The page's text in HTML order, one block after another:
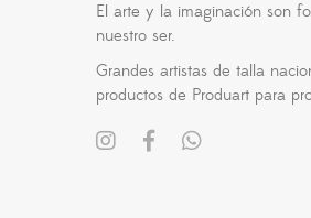
El arte y la imaginación son
nuestro ser.
Grandes artistas de talla
productos de Produart para